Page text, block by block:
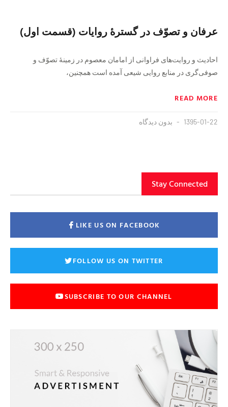
عرفان و تصوّف در گسترهٔ روایات (قسمت اول)
احادیث و روایت‌های فراوانی از امامان معصوم در زمینهٔ تصوّف و
صوفی‌گری در منابع روایی شیعی آمده است همچنین،
READ MORE
1395-01-22 بدون دیدگاه
Stay Connected
LIKE US ON FACEBOOK
FOLLOW US ON TWITTER
SUBSCRIBE TO OUR CHANNEL